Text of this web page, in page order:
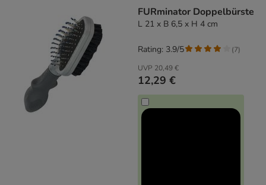
FURminator Doppelbürste
L 21 x B 6,5 x H 4 cm
UVP 20,49 €
12,29 €
Rating: 3.9/5 (7)